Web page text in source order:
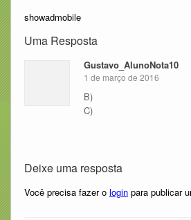
showadmobile
Uma Resposta
Gustavo_AlunoNota10
1 de março de 2016
B)
C)
Deixe uma resposta
Você precisa fazer o loginpara publicar